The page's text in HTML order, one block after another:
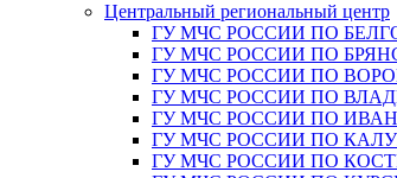
Центральный региональный центр
ГУ МЧС РОССИИ ПО
ГУ МЧС РОССИИ ПО
ГУ МЧС РОССИИ ПО
ГУ МЧС РОССИИ ПО
ГУ МЧС РОССИИ ПО
ГУ МЧС РОССИИ ПО
ГУ МЧС РОССИИ ПО